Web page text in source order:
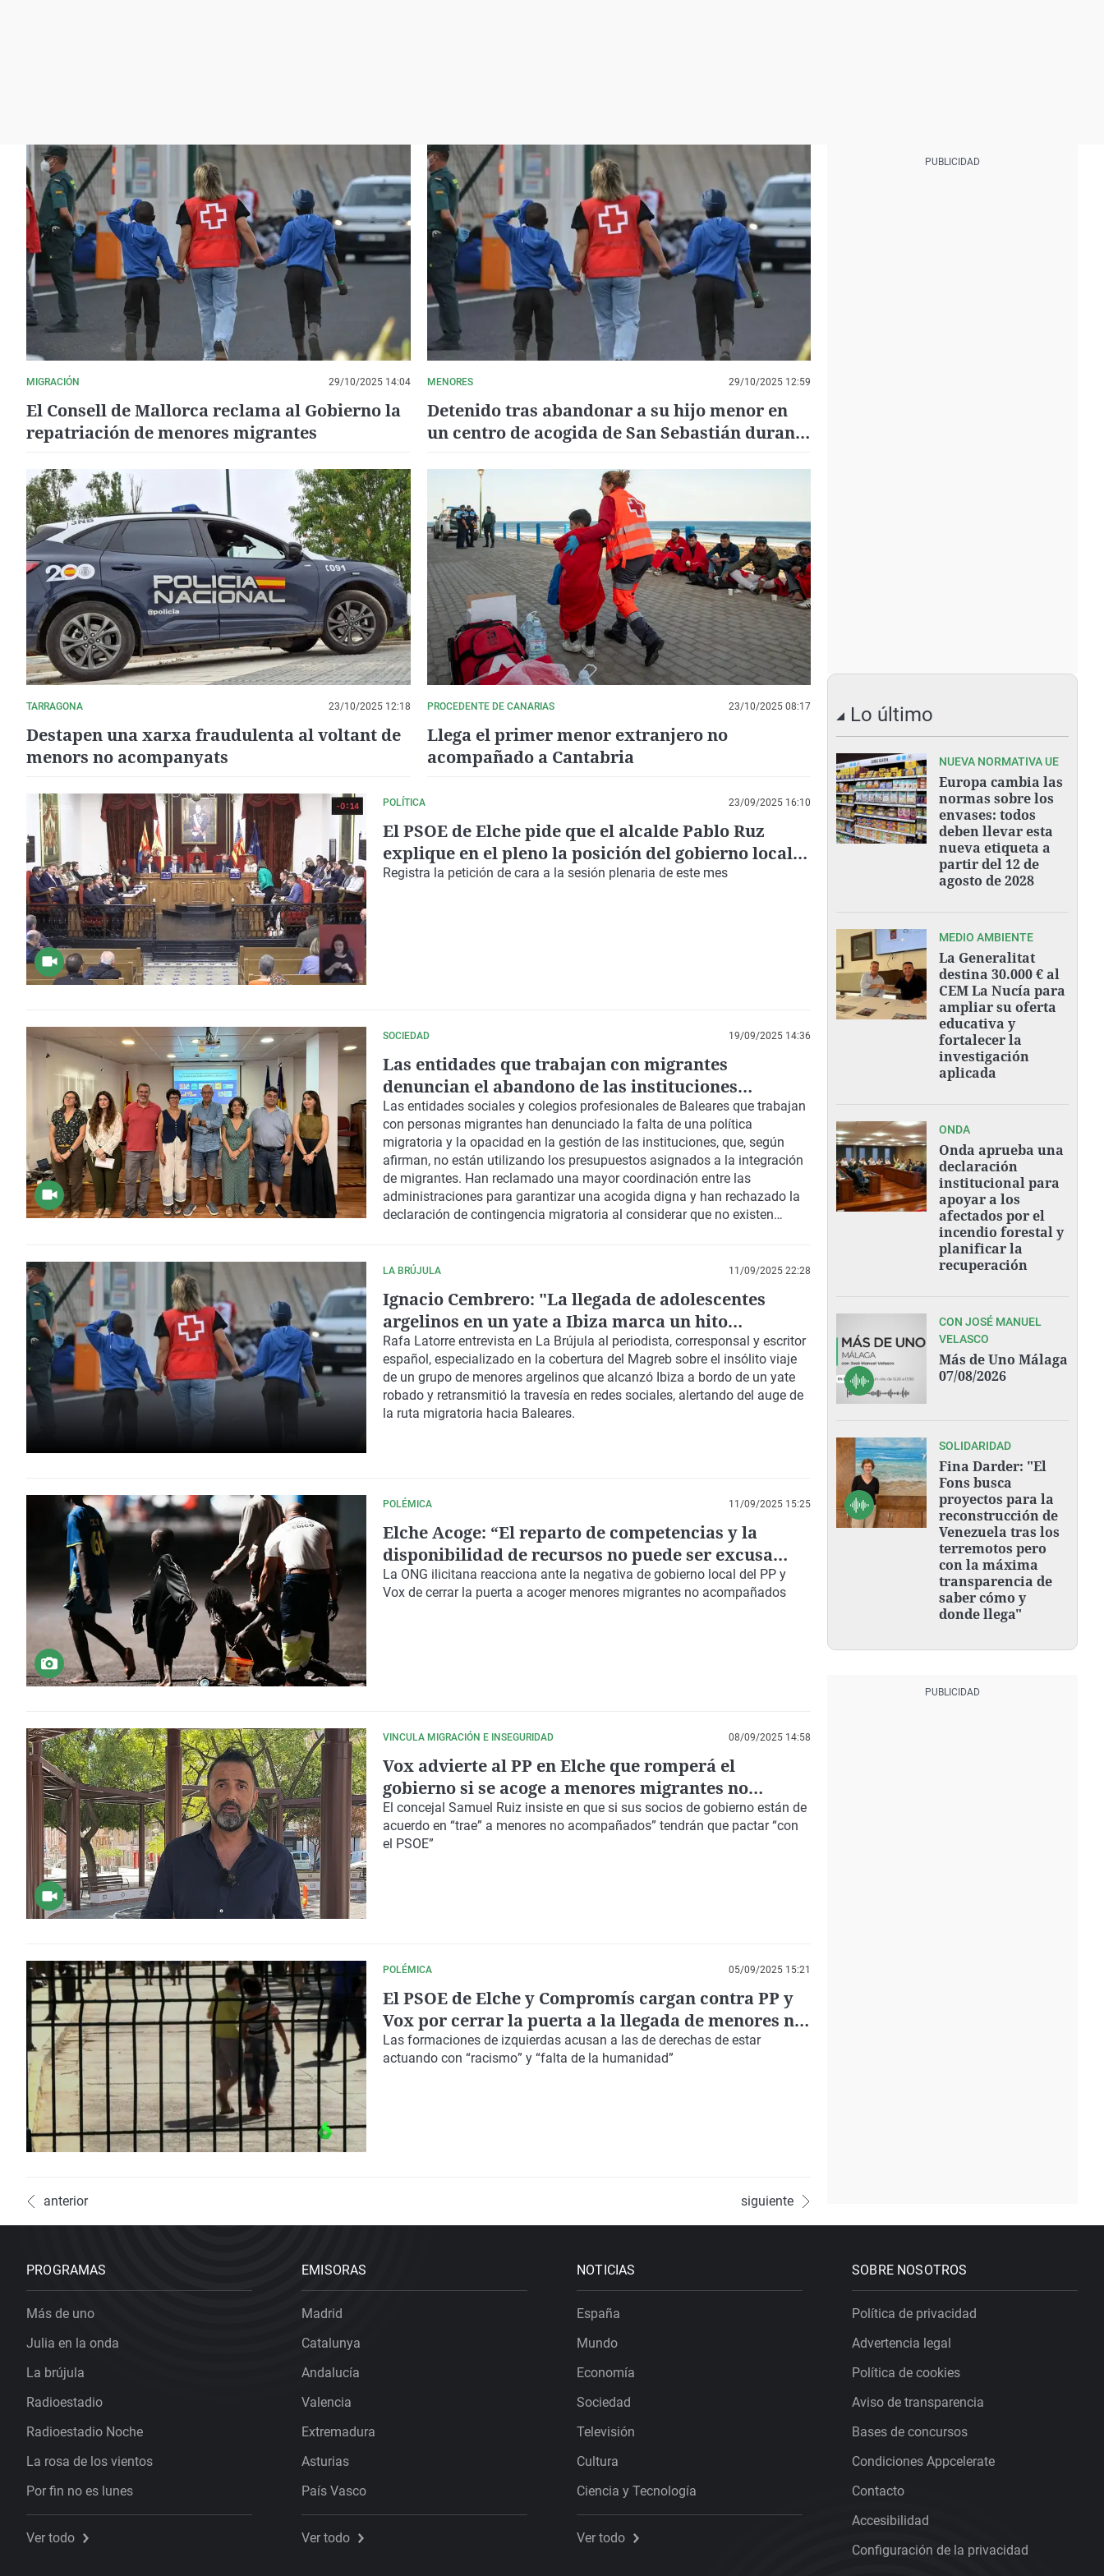
MIGRACIÓN 29/10/2025 14:04
El Consell de Mallorca reclama al Gobierno la
repatriación de menores migrantes
MENORES 29/10/2025 12:59
Detenido tras abandonar a su hijo menor en
un centro de acogida de San Sebastián durante
TARRAGONA 23/10/2025 12:18
Destapen una xarxa fraudulenta al voltant de
menors no acompanyats
PROCEDENTE DE CANARIAS 23/10/2025 08:17
Llega el primer menor extranjero no
acompañado a Cantabria
POLÍTICA 23/09/2025 16:10
El PSOE de Elche pide que el alcalde Pablo Ruz
explique en el pleno la posición del gobierno local
en torno a los menores no acompañados
Registra la petición de cara a la sesión plenaria de este mes
SOCIEDAD 19/09/2025 14:36
Las entidades que trabajan con migrantes
denuncian el abandono de las instituciones
baleares: "No somos números ni moneda de cambio
política"
Las entidades sociales y colegios profesionales de Baleares que trabajan
con personas migrantes han denunciado la falta de una política
migratoria y la opacidad en la gestión de las instituciones, que, según
afirman, no están utilizando los presupuestos asignados a la integración
de migrantes. Han reclamado una mayor coordinación entre las
administraciones para garantizar una acogida digna y han rechazado la
declaración de contingencia migratoria al considerar que no existen
LA BRÚJULA 11/09/2025 22:28
Ignacio Cembrero: "La llegada de adolescentes
argelinos en un yate a Ibiza marca un hito
migratorio"
Rafa Latorre entrevista en La Brújula al periodista, corresponsal y escritor
español, especializado en la cobertura del Magreb sobre el insólito viaje
de un grupo de menores argelinos que alcanzó Ibiza a bordo de un yate
robado y retransmitió la travesía en redes sociales, alertando del auge de
la ruta migratoria hacia Baleares.
POLÉMICA 11/09/2025 15:25
Elche Acoge: “El reparto de competencias y la
disponibilidad de recursos no puede ser excusa
para no proteger los derechos de los niños”
La ONG ilicitana reacciona ante la negativa de gobierno local del PP y
Vox de cerrar la puerta a acoger menores migrantes no acompañados
VINCULA MIGRACIÓN E INSEGURIDAD 08/09/2025 14:58
Vox advierte al PP en Elche que romperá el
gobierno si se acoge a menores migrantes no
acompañados
El concejal Samuel Ruiz insiste en que si sus socios de gobierno están de
acuerdo en “trae” a menores no acompañados” tendrán que pactar “con
el PSOE”
POLÉMICA 05/09/2025 15:21
El PSOE de Elche y Compromís cargan contra PP y
Vox por cerrar la puerta a la llegada de menores no
acompañados
Las formaciones de izquierdas acusan a las de derechas de estar
actuando con “racismo” y “falta de la humanidad”
anterior siguiente
Lo último
NUEVA NORMATIVA UE
Europa cambia las
normas sobre los
envases: todos
deben llevar esta
nueva etiqueta a
partir del 12 de
agosto de 2028
MEDIO AMBIENTE
La Generalitat
destina 30.000 € al
CEM La Nucía para
ampliar su oferta
educativa y
fortalecer la
investigación
aplicada
ONDA
Onda aprueba una
declaración
institucional para
apoyar a los
afectados por el
incendio forestal y
planificar la
recuperación
CON JOSÉ MANUEL
VELASCO
Más de Uno Málaga
07/08/2026
SOLIDARIDAD
Fina Darder: "El
Fons busca
proyectos para la
reconstrucción de
Venezuela tras los
terremotos pero
con la máxima
transparencia de
saber cómo y
donde llega"
PROGRAMAS
Más de uno
Julia en la onda
La brújula
Radioestadio
Radioestadio Noche
La rosa de los vientos
Por fin no es lunes
Ver todo
EMISORAS
Madrid
Catalunya
Andalucía
Valencia
Extremadura
Asturias
País Vasco
Ver todo
NOTICIAS
España
Mundo
Economía
Sociedad
Televisión
Cultura
Ciencia y Tecnología
Ver todo
SOBRE NOSOTROS
Política de privacidad
Advertencia legal
Política de cookies
Aviso de transparencia
Bases de concursos
Condiciones Appcelerate
Contacto
Accesibilidad
Configuración de la privacidad